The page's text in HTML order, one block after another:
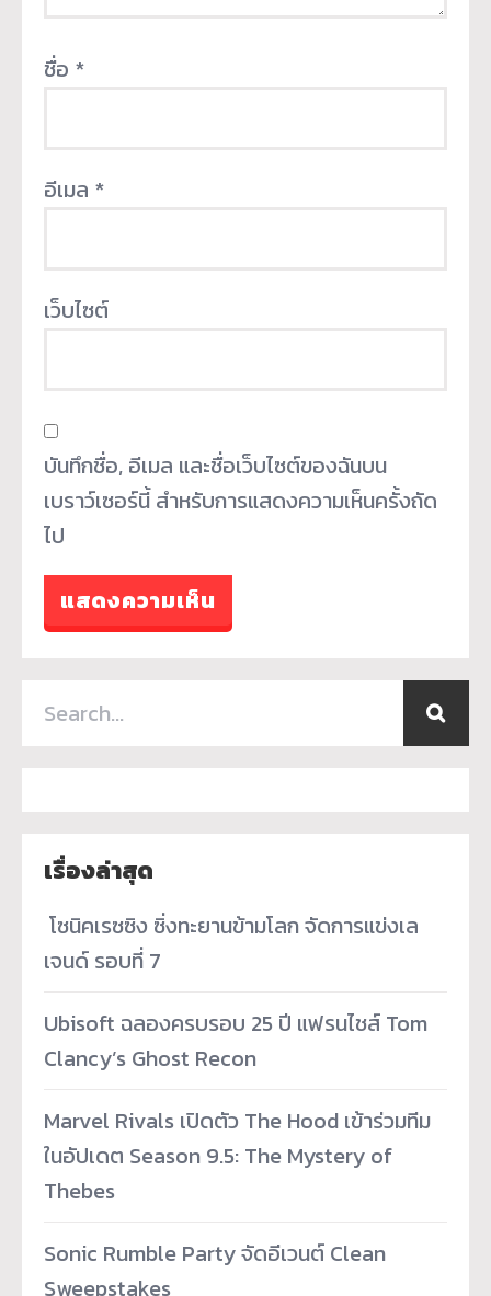
ชื่อ *
อีเมล *
เว็บไซต์
บันทึกชื่อ, อีเมล และชื่อเว็บไซต์ของฉันบน
เบราว์เซอร์นี้ สำหรับการแสดงความเห็นครั้งถัด
ไป
เรื่องล่าสุด
­ โซนิคเรซซิง ซิ่งทะยานข้ามโลก จัดการแข่งเล
เจนด์ รอบที่ 7
Ubisoft ฉลองครบรอบ 25 ปี แฟรนไชส์ Tom
Clancy’s Ghost Recon
Marvel Rivals เปิดตัว The Hood เข้าร่วมทีม
ในอัปเดต Season 9.5: The Mystery of
Thebes
Sonic Rumble Party จัดอีเวนต์ Clean
Sweepstakes